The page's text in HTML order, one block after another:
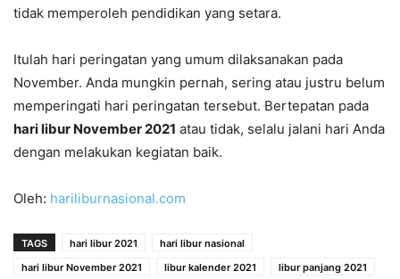
tidak memperoleh pendidikan yang setara.
Itulah hari peringatan yang umum dilaksanakan pada
November. Anda mungkin pernah, sering atau justru belum
memperingati hari peringatan tersebut. Bertepatan pada
hari libur November 2021 atau tidak, selalu jalani hari Anda
dengan melakukan kegiatan baik.
Oleh: hariliburnasional.com
TAGS hari libur 2021
hari libur nasional
hari libur November 2021
libur kalender 2021 libur panjang 2021